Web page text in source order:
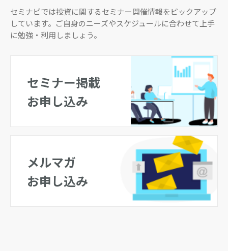
セミナビでは投資に関するセミナー開催情報をピックアップ
しています。ご自身のニーズやスケジュールに合わせて上手
に勉強・利用しましょう。
セミナー掲載
お申し込み
メルマガ
お申し込み